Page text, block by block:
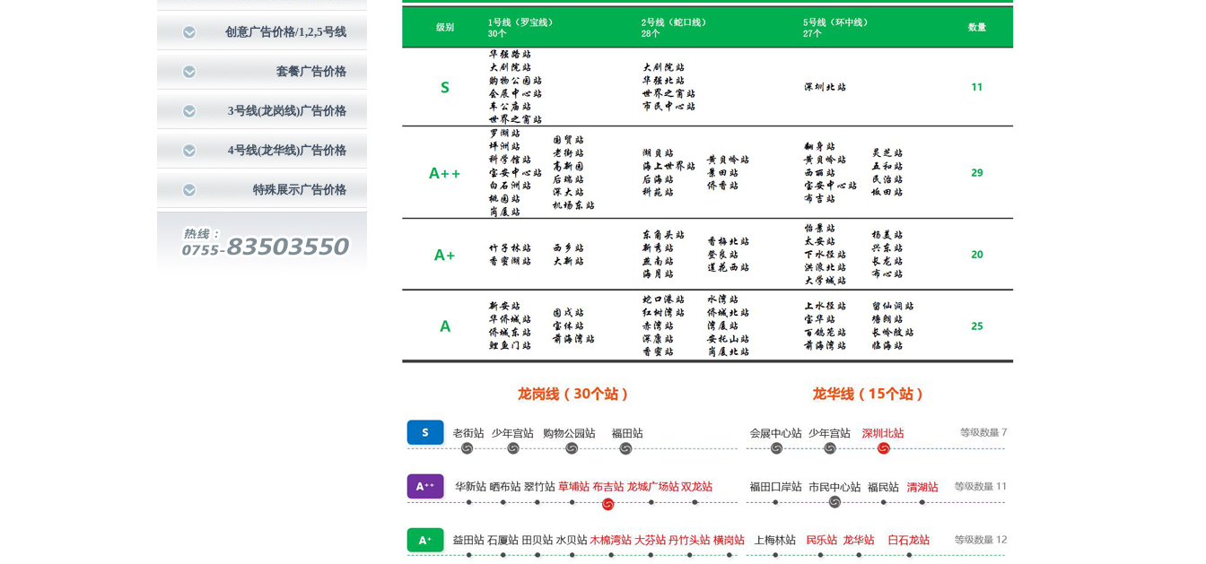
创意广告价格/1,2,5号线
套餐广告价格
3号线(龙岗线)广告价格
4号线(龙华线)广告价格
特殊展示广告价格